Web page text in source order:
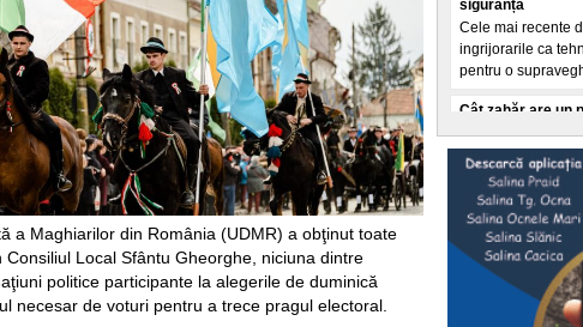
a Maghiarilor din România (UDMR) a obţinut toate
Local Sfântu Gheorghe, niciuna dintre
politice participante la alegerile de duminică
necesar de voturi pentru a trece pragul electoral.
siguranță
Cele mai recente
ingrijorarile ca
pentru o
Cât zahăr are un
Calculele sunt
galben, de 3 kg
grame zahar.
Intrebarea
apa Dunării?
Conform datelor
centrelor de date
Serbia - deci din